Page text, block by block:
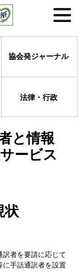
協会発ジャーナル
法律・行政
と情報
ービス
状
者を要請に応じて
に手話通訳者を設置